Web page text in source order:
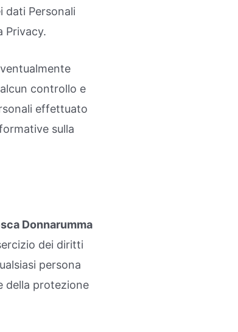
dati Personali
Privacy.
controllo e
effettuato
sulla
Donnarumma
dei diritti
persona
della protezione